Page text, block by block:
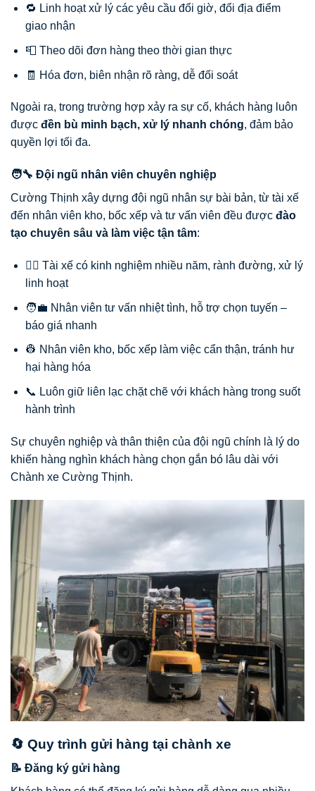
🔁 Linh hoạt xử lý các yêu cầu đổi giờ, đổi địa điểm
giao nhận
📮 Theo dõi đơn hàng theo thời gian thực
🧾 Hóa đơn, biên nhận rõ ràng, dễ đối soát
Ngoài ra, trong trường hợp xảy ra sự cố, khách hàng luôn
được đền bù minh bạch, xử lý nhanh chóng, đảm bảo
quyền lợi tối đa.
🧑‍🔧 Đội ngũ nhân viên chuyên nghiệp
Cường Thịnh xây dựng đội ngũ nhân sự bài bản, từ tài xế
đến nhân viên kho, bốc xếp và tư vấn viên đều được đào
tạo chuyên sâu và làm việc tận tâm:
👨‍✈️ Tài xế có kinh nghiệm nhiều năm, rành đường, xử lý
linh hoạt
🧑‍💼 Nhân viên tư vấn nhiệt tình, hỗ trợ chọn tuyến –
báo giá nhanh
👷 Nhân viên kho, bốc xếp làm việc cẩn thận, tránh hư
hại hàng hóa
📞 Luôn giữ liên lạc chặt chẽ với khách hàng trong suốt
hành trình
Sự chuyên nghiệp và thân thiện của đội ngũ chính là lý do
khiến hàng nghìn khách hàng chọn gắn bó lâu dài với
Chành xe Cường Thịnh.
🔄 Quy trình gửi hàng tại chành xe
📝 Đăng ký gửi hàng